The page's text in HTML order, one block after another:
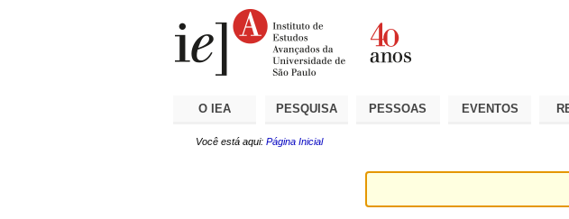
O IEA PESQUISA PESSOAS EVENTOS
Você está aqui: Página Inicial